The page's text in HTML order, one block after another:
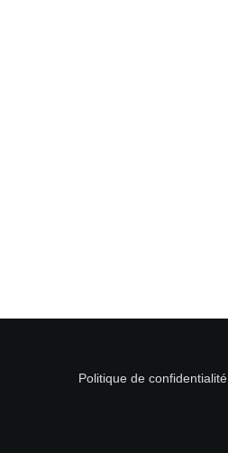
Politique de confidentialité